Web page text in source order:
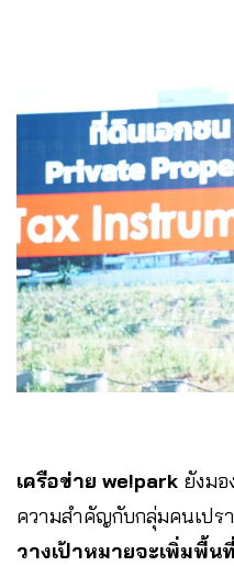
เครือข่าย we!park ยังม
ความสำคัญกับกลุ่มคนเปร
วางเป้าหมายจะเพิ่มพื้น